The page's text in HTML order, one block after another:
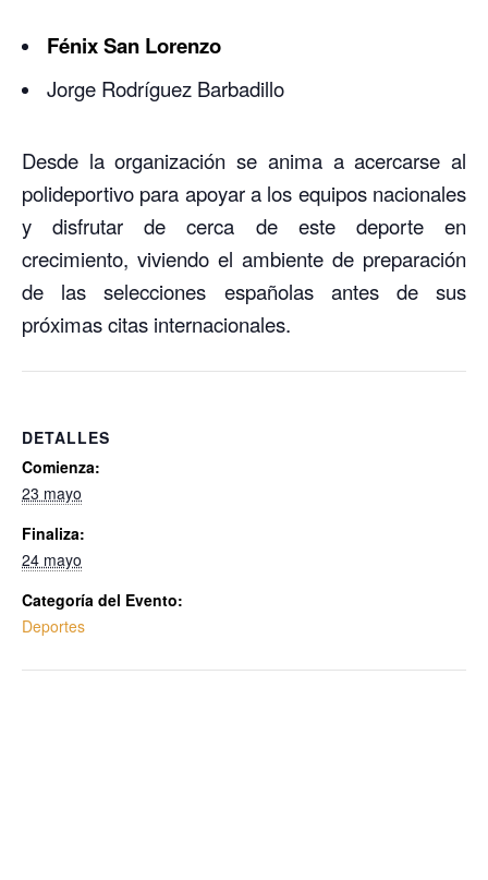
Fénix San Lorenzo
Jorge Rodríguez Barbadillo
Desde la organización se anima a acercarse al
polideportivo para apoyar a los equipos nacionales
y disfrutar de cerca de este deporte en
crecimiento, viviendo el ambiente de preparación
de las selecciones españolas antes de sus
próximas citas internacionales.
DETALLES
Comienza:
23 mayo
Finaliza:
24 mayo
Categoría del Evento:
Deportes